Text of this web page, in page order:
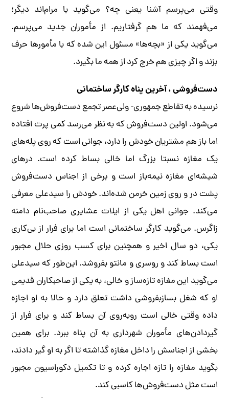
وقتی می‌پرسم آشنا یعنی چه؟ می‌گوید با مرام‌اند دیگر؛
می‌فهمند که ما هم گرفتاریم. از مأموران جدید می‌پرسم.
می‌گوید یکی از «بچه‌ها» مسئول این شده که با مأمورها حرف
بزند و اگر چیزی هم خرج کرد از همه ما بگیرد.
دست‌فروشی ، آخرین پناه کارگر ساختمانی
نرسیده به تقاطع جمهوری- ولی‌عصر تجمع دست‌فروش‌ها شروع
می‌شود. اولین دست‌فروش که به نظر می‌رسد کمی پرت افتاده
اما باز هم مشتریان خودش را دارد، جوانی است که روی پله‌های
یک مغازه نسبتا بزرگ اما خالی بساط کرده است. در‌های
شیشه‌ای مغازه نیمه‌باز است و برخی از اجناس دست‌فروش
پشت در و روی زمین خرمن شده‌اند. خودش را سیدعلی معرفی
می‌کند. جوانی اهل یکی از ایلات عشایری صاحب‌نام دامنه
زاگرس. می‌گوید کارگر ساختمانی است اما برای فرار از بی‌کاری
یکی، دو سال اخیر و همچنین برای کسب روزی حلال مجبور
است بساط کند و روسری و مانتو بفروشد. این‌طور که سیدعلی
می‌گوید این مغازه تازه‌ساز و خالی، به یکی از صاحبکاران قدیمی
او که شغل بسازبفروشی داشت تعلق دارد و حالا به او اجازه
داده وقتی خالی است روبه‌روی آن بساط کند و برای فرار از
گیردادن‌های مأموران شهرداری به آن پناه ببرد. برای همین
بخشی از اجناسش را داخل مغازه گذاشته تا اگر به او‌ گیر دادند،
بگوید مغازه را تازه اجاره کرده و تا تکمیل دکوراسیون مجبور
است مثل دست‌فروش‌ها کاسبی کند.